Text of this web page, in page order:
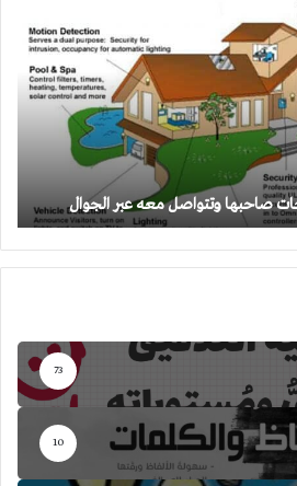
صاحبها وتتواصل معه عبر الجوال
73
10